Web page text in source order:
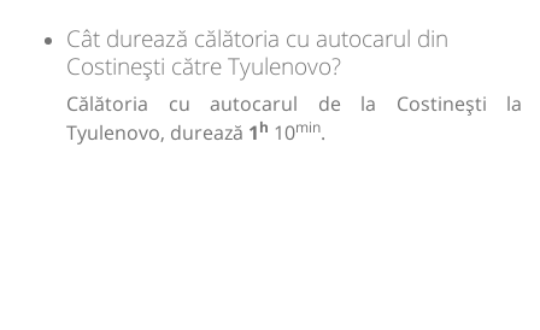
Cât durează călătoria cu autocarul din
Costinești către Tyulenovo?
Călătoria cu autocarul de la Costinești la
Tyulenovo, durează 1h 10min.